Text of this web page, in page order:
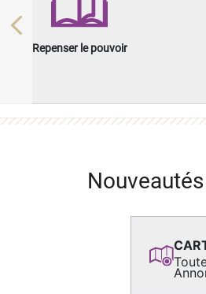
Repenser le pouvoir
Previous